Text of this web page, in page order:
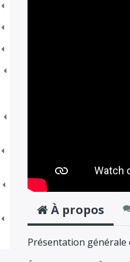
À propos
Présentation